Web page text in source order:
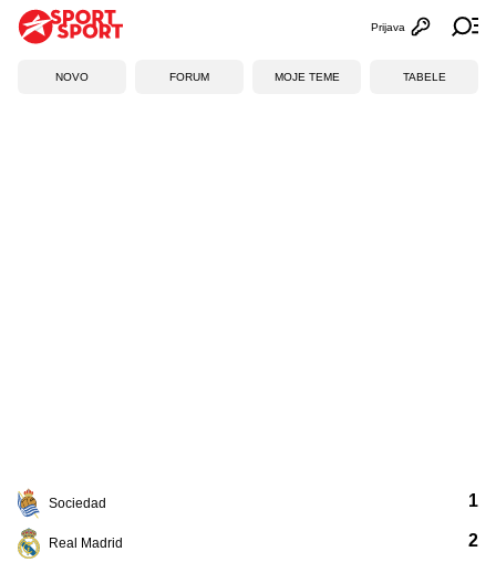
Otvori
Prijava
NOVO FORUM MOJE TEME TABELE
Sociedad
Real Madrid
1
2